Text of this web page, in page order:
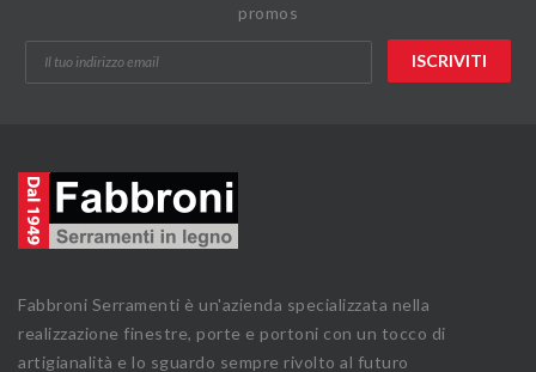
promos
Fabbroni Serramenti è un'azienda specializzata nella
realizzazione finestre, porte e portoni con un tocco di
artigianalità e lo sguardo sempre rivolto al futuro